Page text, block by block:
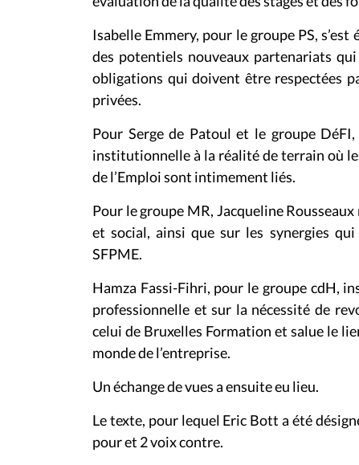
Isabelle Emmery, pour le groupe PS,
des potentiels nouveaux partenariats
obligations qui doivent être respectées
privées.
Pour Serge de Patoul et le groupe
institutionnelle à la réalité de terrain où
de l’Emploi sont intimement liés.
Pour le groupe MR, Jacqueline
et social, ainsi que sur les synergies
SFPME.
Hamza Fassi-Fihri, pour le groupe cdH,
professionnelle et sur la nécessité de
celui de Bruxelles Formation et salue le
monde de l’entreprise.
Un échange de vues a ensuite eu lieu.
Le texte, pour lequel Eric Bott a été
pour et 2 voix contre.